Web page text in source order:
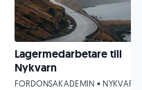
Lagermedarbetare till
Nykvarn
FORDONSAKADEMIN • NYKVARN